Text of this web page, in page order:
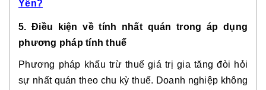
Yên?
5. Điều kiện về tính nhất quán trong áp dụng
phương pháp tính thuế
Phương pháp khấu trừ thuế giá trị gia tăng đòi hỏi
sự nhất quán theo chu kỳ thuế. Doanh nghiệp không